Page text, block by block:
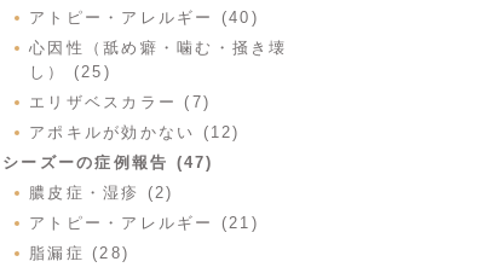
アトピー・アレルギー (40)
心因性（舐め癖・噛む・掻き壊
し） (25)
エリザベスカラー (7)
アポキルが効かない (12)
シーズーの症例報告 (47)
膿皮症・湿疹 (2)
アトピー・アレルギー (21)
脂漏症 (28)